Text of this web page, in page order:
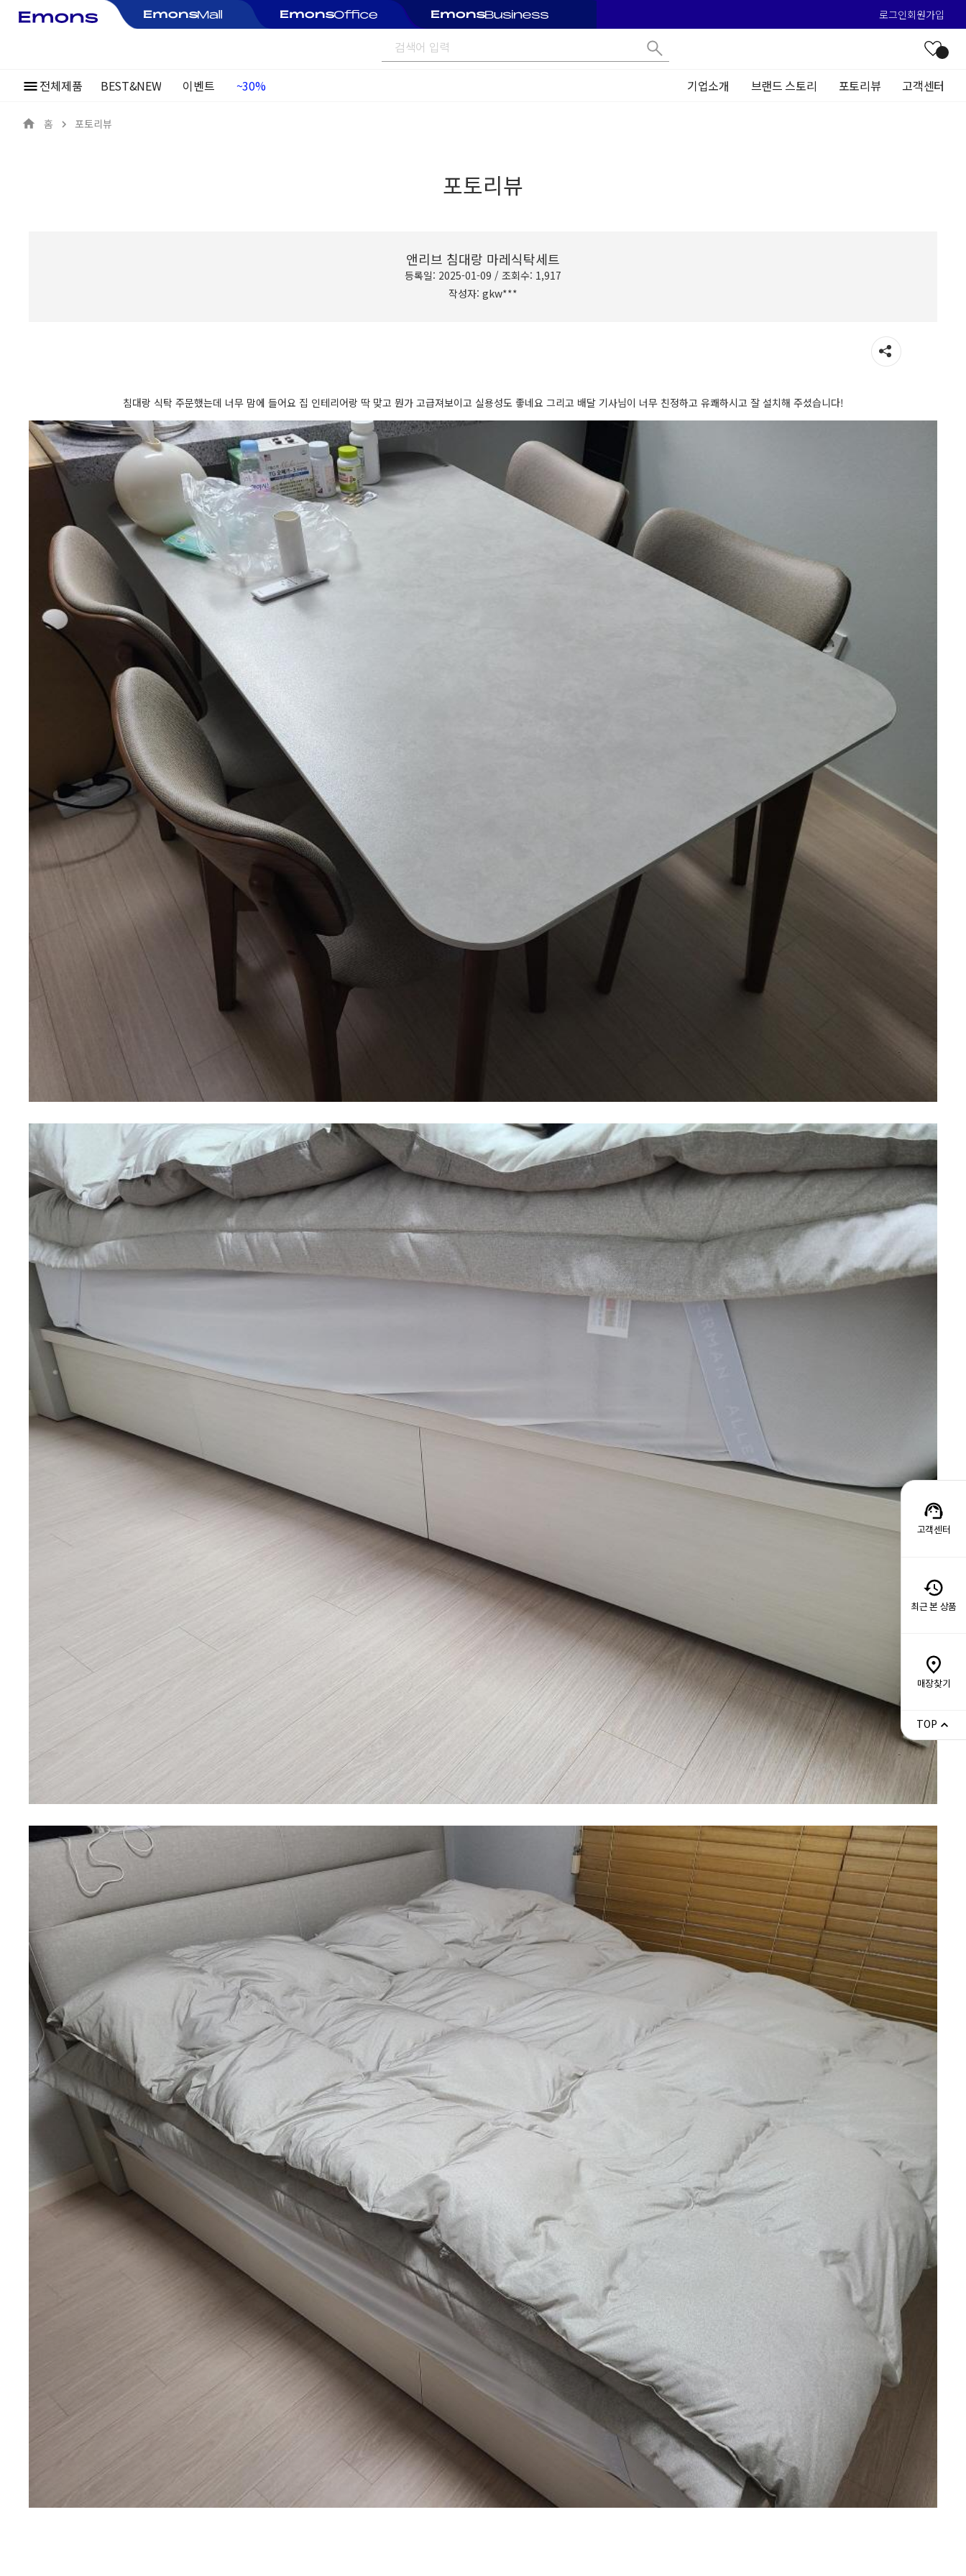
로그인회원가입
전체제품 BEST&NEW 이벤트
여름정기행사
기업소개 브랜드 스토리 포토리뷰 고객센터
홈 포토리뷰
포토리뷰
앤리브 침대랑 마레식탁세트
등록일: 2025-01-09 / 조회수: 1,917
작성자: gkw***
침대랑 식탁 주문했는데 너무 맘에 들어요 집 인테리어랑 딱 맞고 뭔가 고급져보이고 실용성도 좋네요 그리고 배달 기사님이 너무 친정하고 유쾌하시고 잘 설치해 주셨습니다!
고객센터
최근 본 상품
매장찾기
TOP